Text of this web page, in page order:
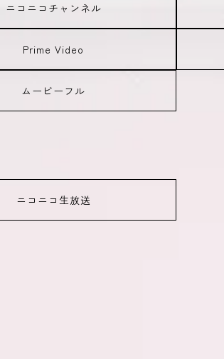
ニコニコチャンネル
Prime Video
ムービーフル
ニコニコ生放送